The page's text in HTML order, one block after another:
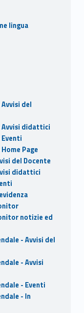
lingua
del
didattici
Page
del Docente
didattici
notizie ed
- Avvisi del
- Avvisi
- Eventi
- In